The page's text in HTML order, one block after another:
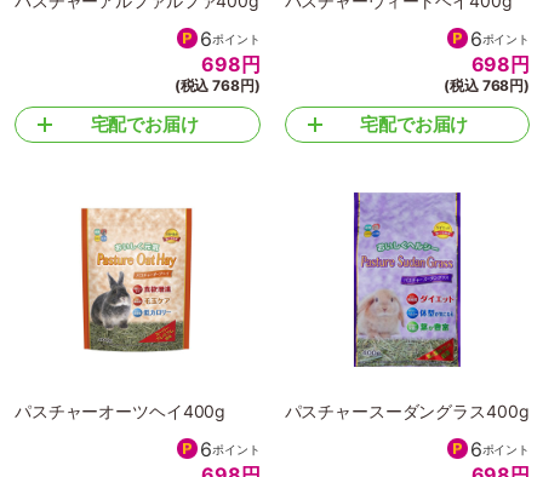
6ポイント
698 円
(税込 768円)
宅配でお届け
6ポイント
698 円
(税込 768円)
宅配でお届け
パスチャーオーツヘイ400g
6ポイント
パスチャースーダングラス400g
6ポイント